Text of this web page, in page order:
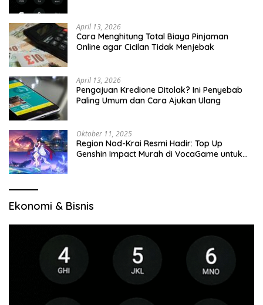
April 13, 2026
Cara Menghitung Total Biaya Pinjaman
Online agar Cicilan Tidak Menjebak
April 13, 2026
Pengajuan Kredione Ditolak? Ini Penyebab
Paling Umum dan Cara Ajukan Ulang
Oktober 11, 2025
Region Nod-Krai Resmi Hadir: Top Up
Genshin Impact Murah di VocaGame untuk
Ekonomi & Bisnis